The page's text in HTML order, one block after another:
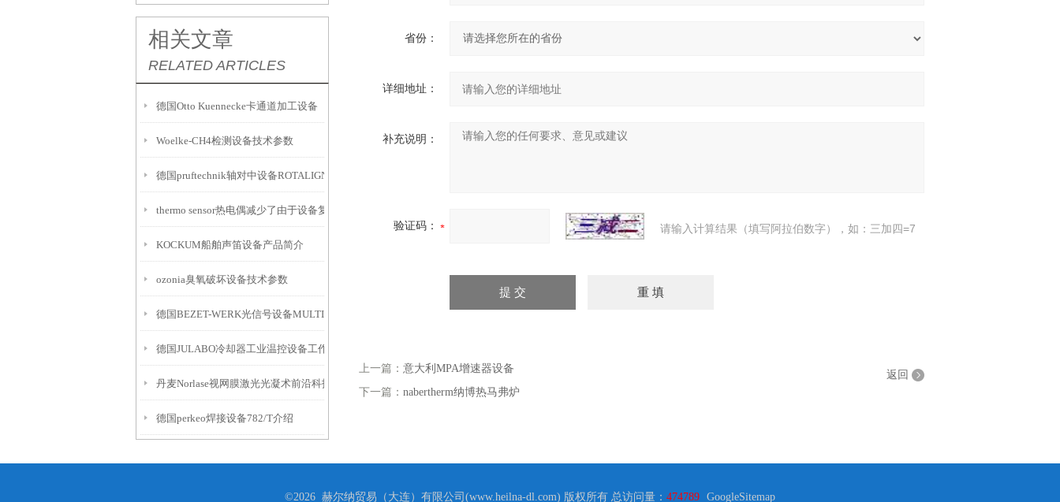
相关文章
RELATED ARTICLES
德国Otto Kuennecke卡通道加工设备
Woelke-CH4检测设备技术参数
德国pruftechnik轴对中设备ROTALIGN Touch
thermo sensor热电偶减少了由于设备复杂性导致的测量误差
KOCKUM船舶声笛设备产品简介
ozonia臭氧破坏设备技术参数
德国BEZET-WERK光信号设备MULTI介绍
德国JULABO冷却器工业温控设备工作原理
丹麦Norlase视网膜激光光凝术前沿科技设备
德国perkeo焊接设备782/T介绍
省份：
详细地址：
补充说明：
验证码： 请输入计算结果（填写阿拉伯数字），如：三加四=7
上一篇： 意大利MPA增速器设备
下一篇： nabertherm纳博热马弗炉
返回
©2026 赫尔纳贸易（大连）有限公司(www.heilna-dl.com) 版权所有 总访问量： 474789 GoogleSitemap